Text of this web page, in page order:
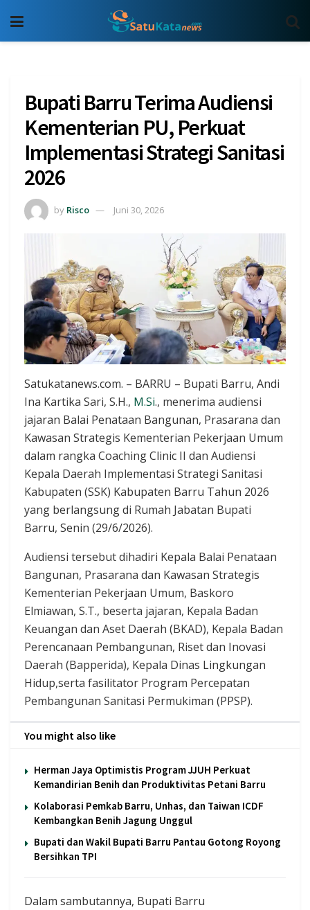
Bupati Barru Terima Audiensi
Kementerian PU, Perkuat
Implementasi Strategi Sanitasi
2026
by Risco Juni 30, 2026
Satukatanews.com. – BARRU – Bupati Barru, Andi
Ina Kartika Sari, S.H., M.Si., menerima audiensi
jajaran Balai Penataan Bangunan, Prasarana dan
Kawasan Strategis Kementerian Pekerjaan Umum
dalam rangka Coaching Clinic II dan Audiensi
Kepala Daerah Implementasi Strategi Sanitasi
Kabupaten (SSK) Kabupaten Barru Tahun 2026
yang berlangsung di Rumah Jabatan Bupati
Barru, Senin (29/6/2026).
Audiensi tersebut dihadiri Kepala Balai Penataan
Bangunan, Prasarana dan Kawasan Strategis
Kementerian Pekerjaan Umum, Baskoro
Elmiawan, S.T., beserta jajaran, Kepala Badan
Keuangan dan Aset Daerah (BKAD), Kepala Badan
Perencanaan Pembangunan, Riset dan Inovasi
Daerah (Bapperida), Kepala Dinas Lingkungan
Hidup,serta fasilitator Program Percepatan
Pembangunan Sanitasi Permukiman (PPSP).
You might also like
Herman Jaya Optimistis Program JJUH Perkuat
Kemandirian Benih dan Produktivitas Petani Barru
Kolaborasi Pemkab Barru, Unhas, dan Taiwan ICDF
Kembangkan Benih Jagung Unggul
Bupati dan Wakil Bupati Barru Pantau Gotong Royong
Bersihkan TPI
Dalam sambutannya, Bupati Barru